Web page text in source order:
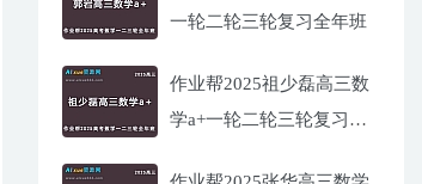
一轮二轮三轮复习全年班
作业帮2025祖少磊高三数
学a+一轮二轮三轮复习全